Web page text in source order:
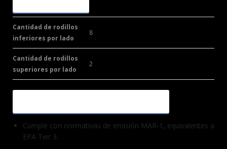
Cantidad de rodillos
inferiores por lado
8
Cantidad de rodillos
superiores por lado
2
Cumple con normativas de emisión MAR-1, equivalentes a
EPA Tier 3.